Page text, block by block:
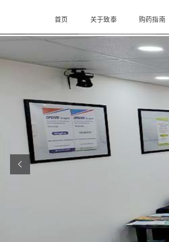
首页 关于致泰 购药指南